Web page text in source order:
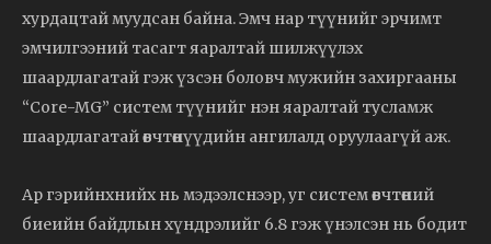
хурдацтай муудсан байна. Эмч нар түүнийг эрчимт
эмчилгээний тасагт яаралтай шилжүүлэх
шаардлагатай гэж үзсэн боловч мужийн захиргааны
“Core-MG” систем түүнийг нэн яаралтай тусламж
шаардлагатай өвчтөнүүдийн ангилалд оруулаагүй аж.
Ар гэрийнхнийх нь мэдээлснээр, уг систем өвчтөний
биеийн байдлын хүндрэлийг 6.8 гэж үнэлсэн нь бодит